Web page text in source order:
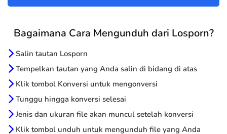
Bagaimana Cara Mengunduh dari Losporn?
Salin tautan Losporn
Tempelkan tautan yang Anda salin di bidang di atas
Klik tombol Konversi untuk mengonversi
Tunggu hingga konversi selesai
Jenis dan ukuran file akan muncul setelah konversi
Klik tombol unduh untuk mengunduh file yang Anda